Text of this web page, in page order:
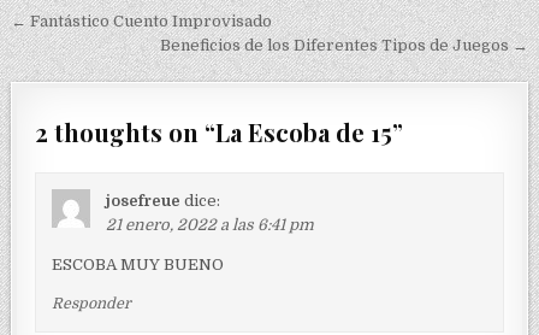
Navegación
de
entradas
← Fantástico Cuento Improvisado
Beneficios de los Diferentes Tipos de Juegos →
2 thoughts on “La Escoba de 15”
josefreue dice:
21 enero, 2022 a las 6:41 pm
ESCOBA MUY BUENO
Responder